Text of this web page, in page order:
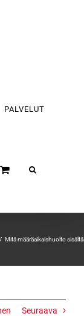
PALVELUT
Mitä määräaikaishuolto
Seuraava